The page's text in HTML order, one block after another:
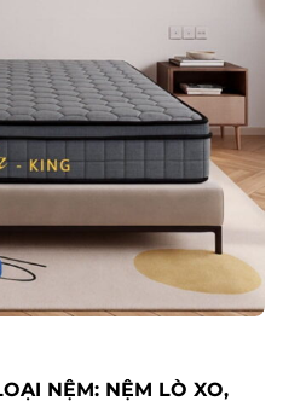
NỆM: NỆM LÒ XO,